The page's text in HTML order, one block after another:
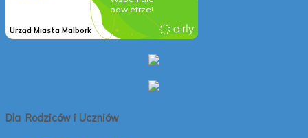
Dla Rodziców i Uczniów